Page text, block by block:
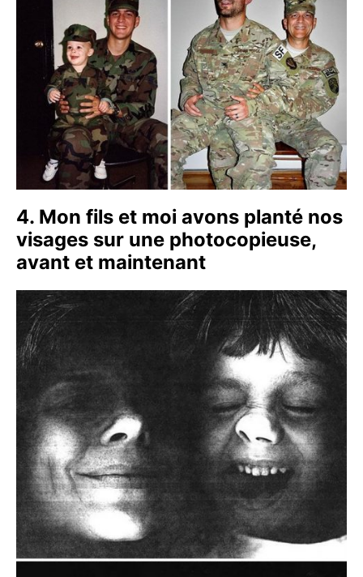
4. Mon fils et moi avons planté nos
visages sur une photocopieuse,
avant et maintenant